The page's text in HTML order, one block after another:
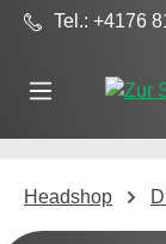
Zum Hauptinhalt
Tel.: +4176
Headshop